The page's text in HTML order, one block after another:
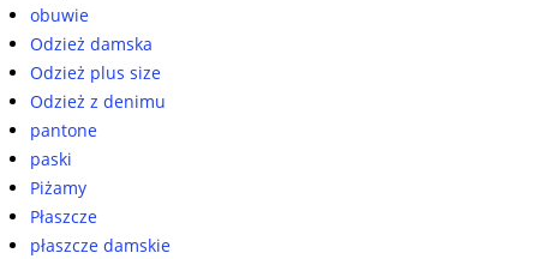
obuwie
Odzież damska
Odzież plus size
Odzież z denimu
pantone
paski
Piżamy
Płaszcze
płaszcze damskie